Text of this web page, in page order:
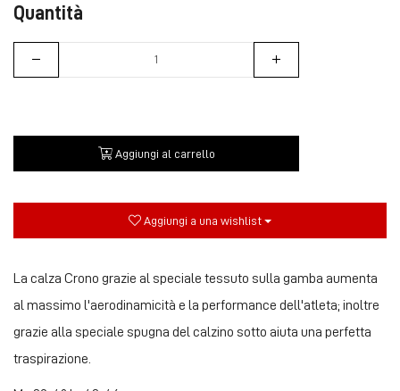
Quantità
Aggiungi al carrello
Aggiungi a una wishlist
La calza Crono grazie al speciale tessuto sulla gamba aumenta
al massimo l'aerodinamicità e la performance dell'atleta; inoltre
grazie alla speciale spugna del calzino sotto aiuta una perfetta
traspirazione.